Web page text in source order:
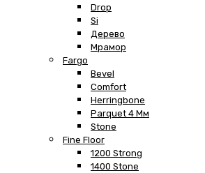
Drop
Si
Дерево
Мрамор
Fargo
Bevel
Comfort
Herringbone
Parquet 4 Мм
Stone
Fine Floor
1200 Strong
1400 Stone